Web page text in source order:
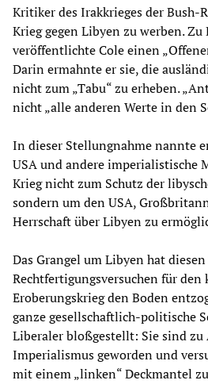
Kritiker des Irakkrieges der Bush-
Krieg gegen Libyen zu werben. Zu
veröffentlichte Cole einen
Darin ermahnte er sie, die
nicht zum „Tabu“ zu erheben.
nicht „alle anderen Werte in den
In dieser Stellungnahme nannte
USA und andere imperialistische
Krieg nicht zum Schutz der
sondern um den USA,
Herrschaft über Libyen zu
Das Grangel um Libyen hat
Rechtfertigungsversuchen für
Eroberungskrieg den Boden
ganze gesellschaftlich-politische
Liberaler bloßgestellt: Sie sind zu
Imperialismus geworden und
mit einem „linken“ Deckmantel